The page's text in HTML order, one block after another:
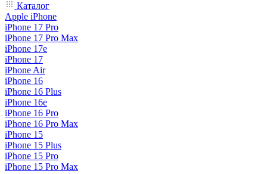
Каталог
Apple iPhone
iPhone 17 Pro
iPhone 17 Pro Max
iPhone 17e
iPhone 17
iPhone Air
iPhone 16
iPhone 16 Plus
iPhone 16e
iPhone 16 Pro
iPhone 16 Pro Max
iPhone 15
iPhone 15 Plus
iPhone 15 Pro
iPhone 15 Pro Max